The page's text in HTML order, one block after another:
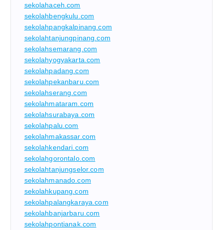
sekolahaceh.com
sekolahbengkulu.com
sekolahpangkalpinang.com
sekolahtanjungpinang.com
sekolahsemarang.com
sekolahyogyakarta.com
sekolahpadang.com
sekolahpekanbaru.com
sekolahserang.com
sekolahmataram.com
sekolahsurabaya.com
sekolahpalu.com
sekolahmakassar.com
sekolahkendari.com
sekolahgorontalo.com
sekolahtanjungselor.com
sekolahmanado.com
sekolahkupang.com
sekolahpalangkaraya.com
sekolahbanjarbaru.com
sekolahpontianak.com